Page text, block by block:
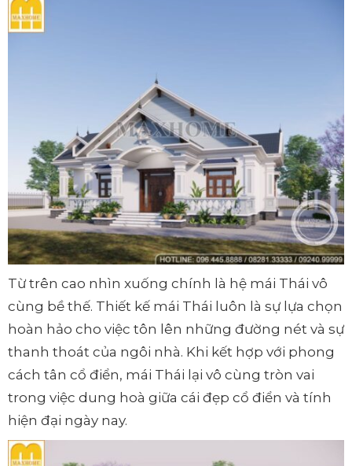
Từ trên cao nhìn xuống chính là hệ mái Thái vô
cùng bề thế. Thiết kế mái Thái luôn là sự lựa chọn
hoàn hảo cho việc tôn lên những đường nét và sự
thanh thoát của ngôi nhà. Khi kết hợp với phong
cách tân cổ điển, mái Thái lại vô cùng tròn vai
trong việc dung hoà giữa cái đẹp cổ điển và tính
hiện đại ngày nay.